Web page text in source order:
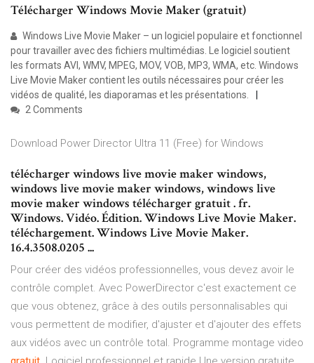
Télécharger Windows Movie Maker (gratuit)
Windows Live Movie Maker – un logiciel populaire et fonctionnel
pour travailler avec des fichiers multimédias. Le logiciel soutient
les formats AVI, WMV, MPEG, MOV, VOB, MP3, WMA, etc. Windows
Live Movie Maker contient les outils nécessaires pour créer les
vidéos de qualité, les diaporamas et les présentations.
2 Comments
Download Power Director Ultra 11 (Free) for Windows
télécharger windows live movie maker windows,
windows live movie maker windows, windows live
movie maker windows télécharger gratuit . fr.
Windows. Vidéo. Édition. Windows Live Movie Maker.
téléchargement. Windows Live Movie Maker.
16.4.3508.0205 ...
Pour créer des vidéos professionnelles, vous devez avoir le
contrôle complet. Avec PowerDirector c'est exactement ce
que vous obtenez, grâce à des outils personnalisables qui
vous permettent de modifier, d'ajuster et d'ajouter des effets
aux vidéos avec un contrôle total. Programme montage video